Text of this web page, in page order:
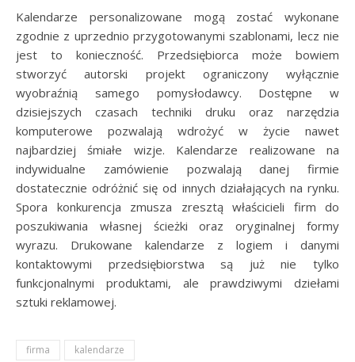
Kalendarze personalizowane mogą zostać wykonane
zgodnie z uprzednio przygotowanymi szablonami, lecz nie
jest to konieczność. Przedsiębiorca może bowiem
stworzyć autorski projekt ograniczony wyłącznie
wyobraźnią samego pomysłodawcy. Dostępne w
dzisiejszych czasach techniki druku oraz narzędzia
komputerowe pozwalają wdrożyć w życie nawet
najbardziej śmiałe wizje. Kalendarze realizowane na
indywidualne zamówienie pozwalają danej firmie
dostatecznie odróżnić się od innych działających na rynku.
Spora konkurencja zmusza zresztą właścicieli firm do
poszukiwania własnej ścieżki oraz oryginalnej formy
wyrazu. Drukowane kalendarze z logiem i danymi
kontaktowymi przedsiębiorstwa są już nie tylko
funkcjonalnymi produktami, ale prawdziwymi dziełami
sztuki reklamowej.
firma kalendarze